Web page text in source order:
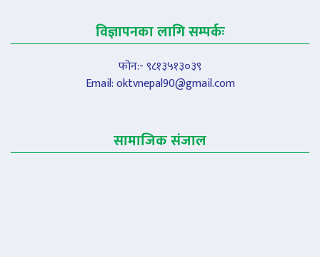
विज्ञापनका लागि सम्पर्कः
फोन:- ९८१३५१३०३९
Email:oktvnepal90@gmail.com
सामाजिक संजाल